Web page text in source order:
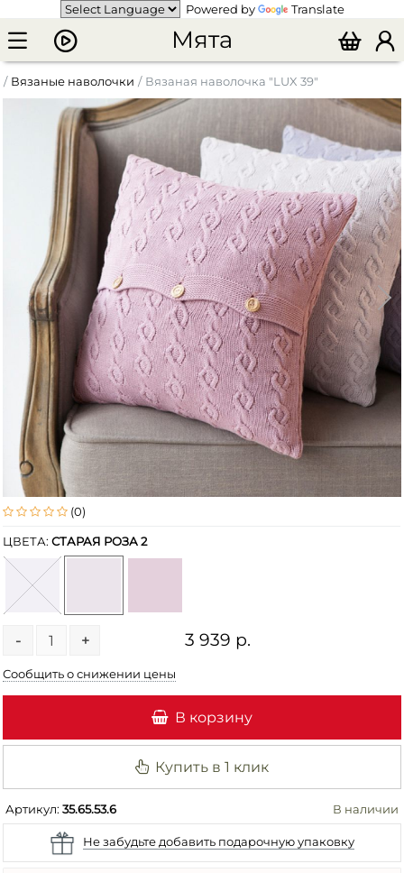
Powered by Translate
Мята
Вязаные наволочки Вязаная наволочка "LUX 39"
(0)
ЦВЕТА:СТАРАЯ РОЗА 2
- + 3 939 р.
Сообщить о снижении цены
В корзину
Купить в 1 клик
Артикул:35.65.53.6 В наличии
Не забудьте добавить подарочную упаковку